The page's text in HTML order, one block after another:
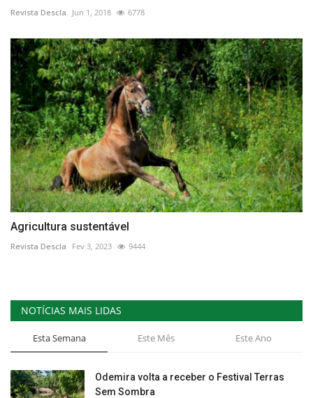
Revista Descla Jun 1, 2018 6778
Agricultura sustentável
Revista Descla Fev 3, 2023 9444
NOTÍCIAS MAIS LIDAS
Esta Semana Este Mês Este Ano
Odemira volta a receber o Festival Terras
Sem Sombra